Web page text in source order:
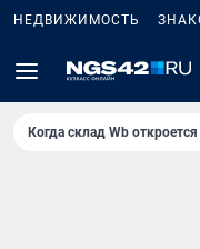
НЕДВИЖИМОСТЬ
Когда склад Wb